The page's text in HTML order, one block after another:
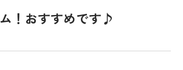
！おすすめです♪